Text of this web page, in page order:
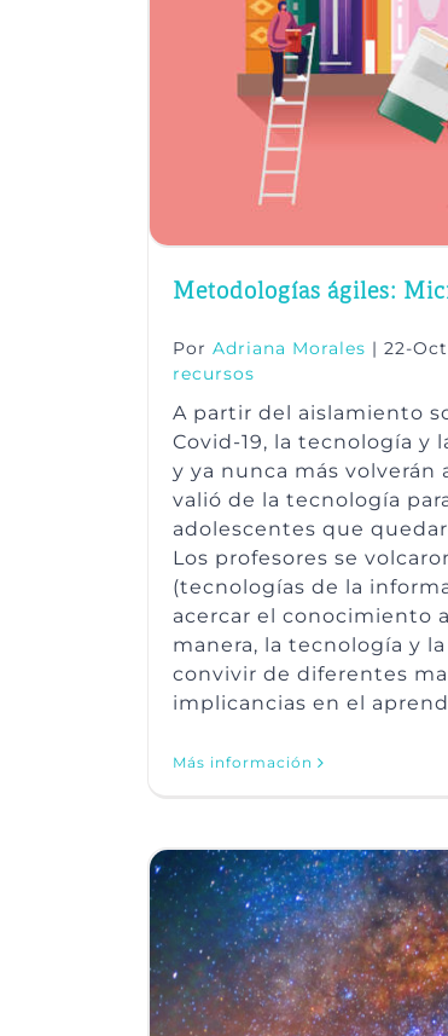
Metodologías ágiles:
Por Adriana Morales | 22-
recursos
A partir del aislamiento
Covid-19, la tecnología y
y ya nunca más volverán
valió de la tecnología
adolescentes que
Los profesores se
(tecnologías de la
acercar el conocimiento
manera, la tecnología y
convivir de diferentes
implicancias en el
Más información